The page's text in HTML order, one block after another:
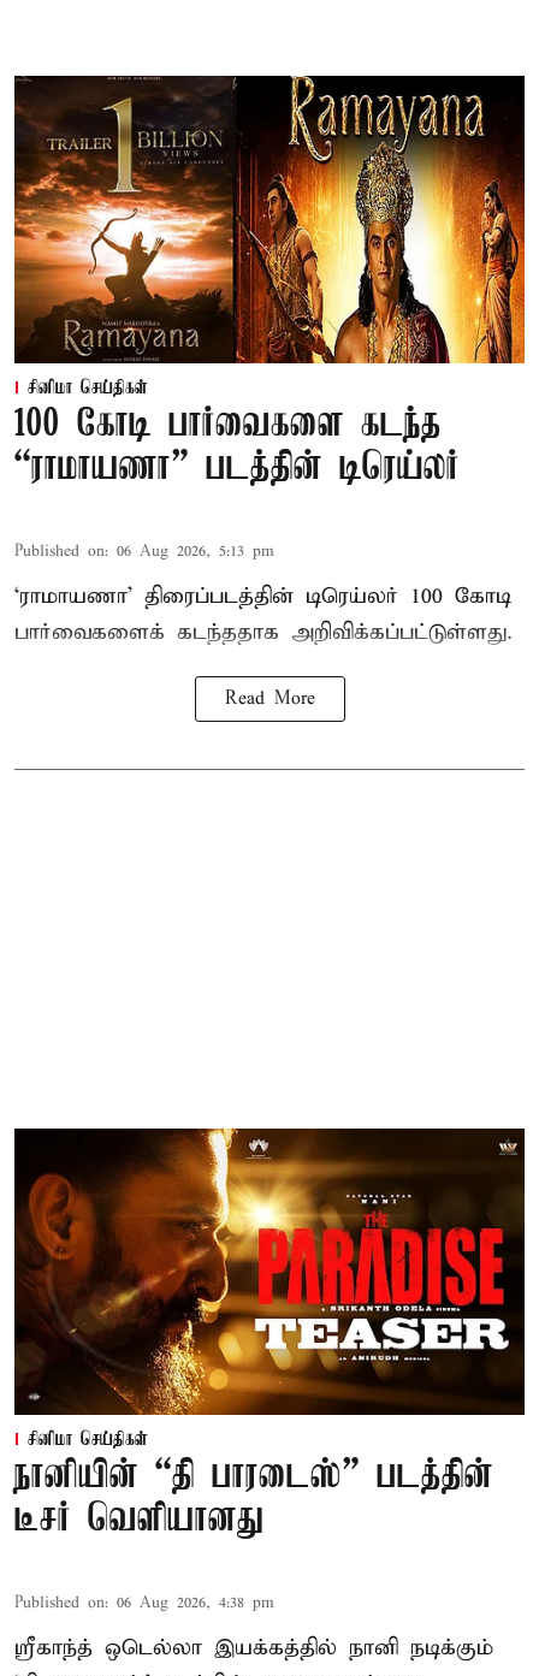
சினிமா செய்திகள்
100 கோடி பார்வைகளை கடந்த
“ராமாயணா” படத்தின் டிரெய்லர்
Published on: 06 Aug 2026, 5:13 pm
‘ராமாயணா’ திரைப்படத்தின் டிரெய்லர் 100 கோடி
பார்வைகளைக் கடந்ததாக அறிவிக்கப்பட்டுள்ளது.
Read More
சினிமா செய்திகள்
நானியின் “தி பாரடைஸ்” படத்தின்
டீசர் வெளியானது
Published on: 06 Aug 2026, 4:38 pm
ஸ்ரீகாந்த் ஒடெல்லா இயக்கத்தில் நானி நடிக்கும்